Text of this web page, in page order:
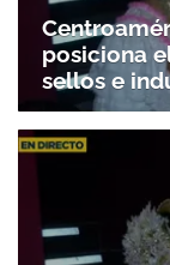
posiciona
sellos e